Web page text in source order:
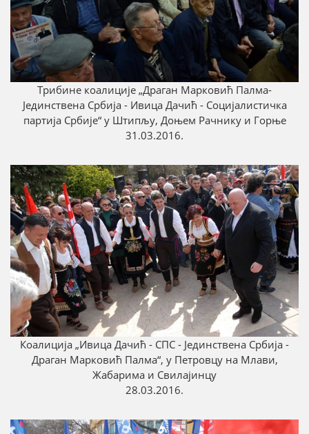
Трибинe коалиције „Драган Марковић Палмa-
Јединствена Србија - Ивица Дачић - Социјалистичка
партија Србије“ у Штипљу, Доњем Рачнику и Горње
31.03.2016.
Коалицијa „Ивица Дачић - СПС - Јединствена Србија -
Драган Марковић Палма“, у Петровцу на Млави,
Жабарима и Свилајинцу
28.03.2016.